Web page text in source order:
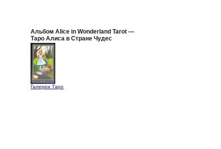
Альбом Alice in Wonderland Tarot —
Таро Алиса в Стране Чудес
Галереи Таро